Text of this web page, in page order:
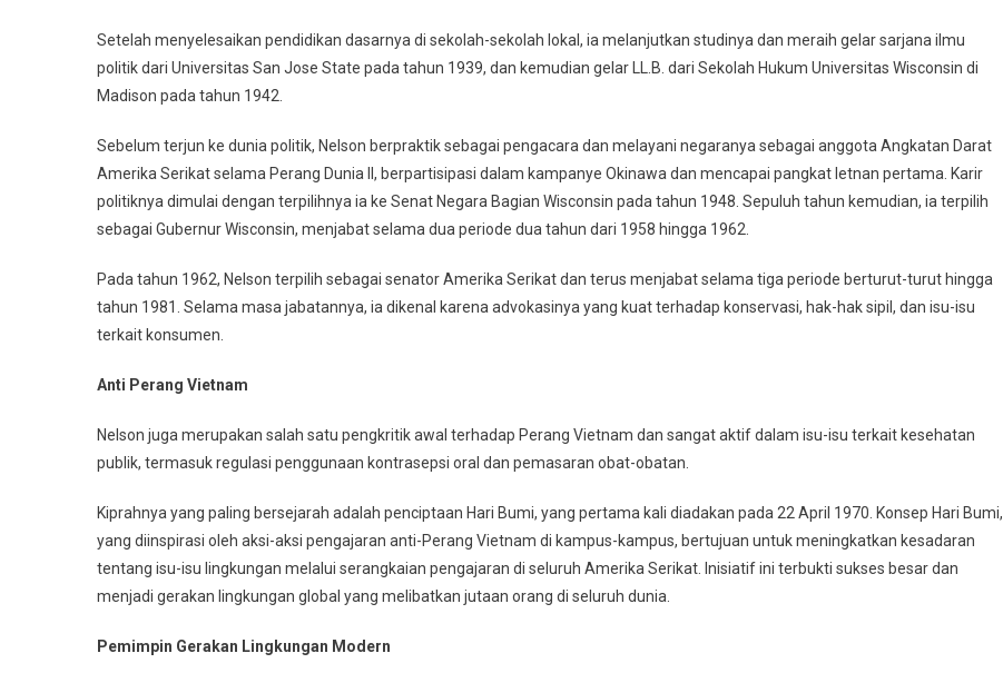
Setelah menyelesaikan pendidikan dasarnya di sekolah-sekolah lokal, ia melanjutkan studinya dan meraih gelar sarjana ilmu
politik dari Universitas San Jose State pada tahun 1939, dan kemudian gelar LL.B. dari Sekolah Hukum Universitas Wisconsin di
Madison pada tahun 1942.
Sebelum terjun ke dunia politik, Nelson berpraktik sebagai pengacara dan melayani negaranya sebagai anggota Angkatan Darat
Amerika Serikat selama Perang Dunia II, berpartisipasi dalam kampanye Okinawa dan mencapai pangkat letnan pertama. Karir
politiknya dimulai dengan terpilihnya ia ke Senat Negara Bagian Wisconsin pada tahun 1948. Sepuluh tahun kemudian, ia terpilih
sebagai Gubernur Wisconsin, menjabat selama dua periode dua tahun dari 1958 hingga 1962.
Pada tahun 1962, Nelson terpilih sebagai senator Amerika Serikat dan terus menjabat selama tiga periode berturut-turut hingga
tahun 1981. Selama masa jabatannya, ia dikenal karena advokasinya yang kuat terhadap konservasi, hak-hak sipil, dan isu-isu
terkait konsumen.
Anti Perang Vietnam
Nelson juga merupakan salah satu pengkritik awal terhadap Perang Vietnam dan sangat aktif dalam isu-isu terkait kesehatan
publik, termasuk regulasi penggunaan kontrasepsi oral dan pemasaran obat-obatan.
Kiprahnya yang paling bersejarah adalah penciptaan Hari Bumi, yang pertama kali diadakan pada 22 April 1970. Konsep Hari Bumi,
yang diinspirasi oleh aksi-aksi pengajaran anti-Perang Vietnam di kampus-kampus, bertujuan untuk meningkatkan kesadaran
tentang isu-isu lingkungan melalui serangkaian pengajaran di seluruh Amerika Serikat. Inisiatif ini terbukti sukses besar dan
menjadi gerakan lingkungan global yang melibatkan jutaan orang di seluruh dunia.
Pemimpin Gerakan Lingkungan Modern